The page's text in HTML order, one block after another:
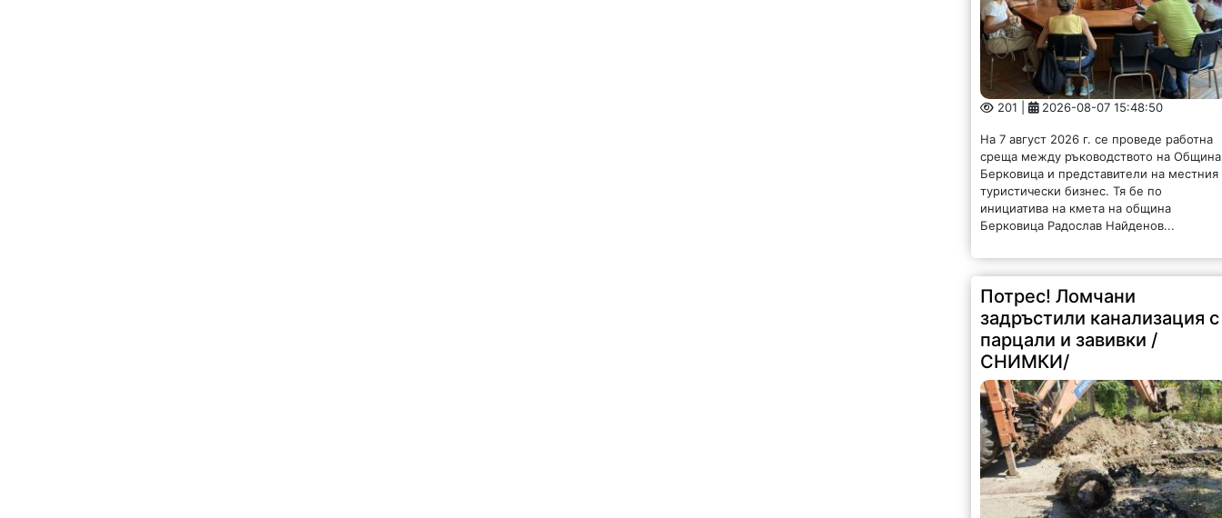
201 | 2026-08-07 15:48:50
На 7 август 2026 г. се проведе работна
среща между ръководството на Община
Берковица и представители на местния
туристически бизнес. Тя бе по
инициатива на кмета на община
Берковица Радослав Найденов...
Потрес! Ломчани
задръстили канализация с
парцали и завивки /
СНИМКИ/